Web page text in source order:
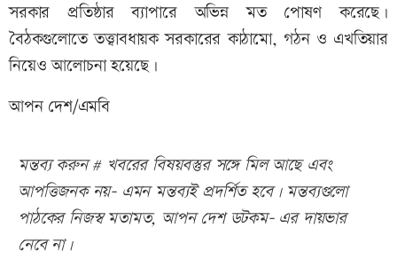
সরকার প্রতিষ্ঠার ব্যাপারে অভিন্ন মত পোষণ করেছে।
বৈঠকগুলোতে তত্ত্বাবধায়ক সরকারের কাঠামো, গঠন ও এখতিয়ার
নিয়েও আলোচনা হয়েছে।
আপন দেশ/এমবি
মন্তব্য করুন # খবরের বিষয়বস্তুর সঙ্গে মিল আছে এবং
আপত্তিজনক নয়- এমন মন্তব্যই প্রদর্শিত হবে। মন্তব্যগুলো
পাঠকের নিজস্ব মতামত, আপন দেশ ডটকম- এর দায়ভার
নেবে না।